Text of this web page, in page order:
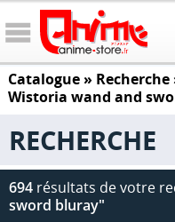
Catalogue» Recherche
Wistoria wand and
RECHERCHE
694 résultats de votre
sword bluray"